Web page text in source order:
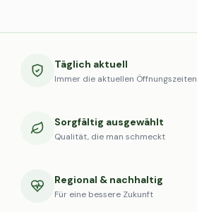
Täglich aktuell
Immer die aktuellen Öffnungszeiten
Sorgfältig ausgewählt
Qualität, die man schmeckt
Regional & nachhaltig
Für eine bessere Zukunft